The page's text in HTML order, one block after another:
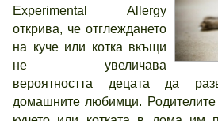
Experimental Allergy
открива, че отглеждането
на куче или котка вкъщи
не увеличава
вероятността децата да
домашните любимци. Родителите